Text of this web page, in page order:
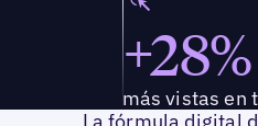
+28%
más vistas en